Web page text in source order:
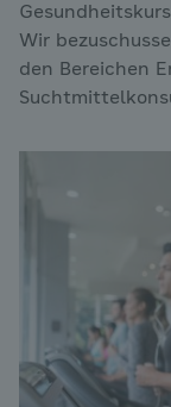
Wir
den Bereichen